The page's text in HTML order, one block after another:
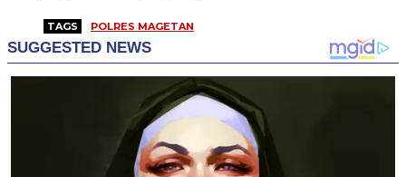
TAGS POLRES MAGETAN